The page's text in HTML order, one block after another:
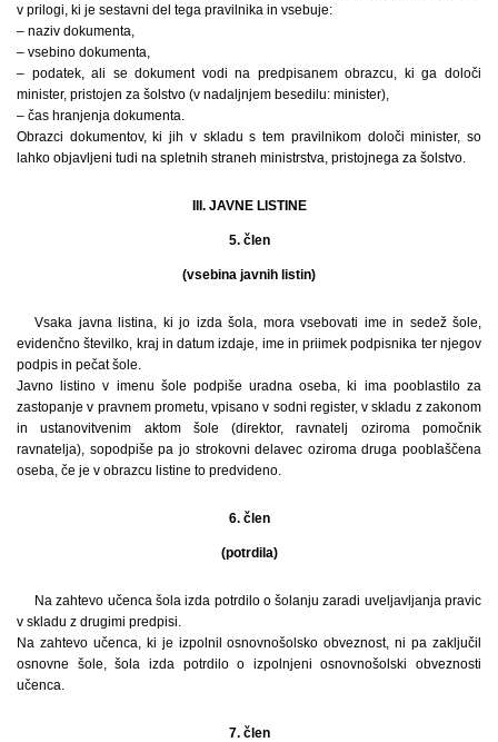
v prilogi, ki je sestavni del tega pravilnika in vsebuje:
– naziv dokumenta,
– vsebino dokumenta,
– podatek, ali se dokument vodi na predpisanem obrazcu, ki ga določi
minister, pristojen za šolstvo (v nadaljnjem besedilu: minister),
– čas hranjenja dokumenta.
Obrazci dokumentov, ki jih v skladu s tem pravilnikom določi minister, so
lahko objavljeni tudi na spletnih straneh ministrstva, pristojnega za šolstvo.
III. JAVNE LISTINE
5. člen
(vsebina javnih listin)
Vsaka javna listina, ki jo izda šola, mora vsebovati ime in sedež šole,
evidenčno številko, kraj in datum izdaje, ime in priimek podpisnika ter njegov
podpis in pečat šole.
Javno listino v imenu šole podpiše uradna oseba, ki ima pooblastilo za
zastopanje v pravnem prometu, vpisano v sodni register, v skladu z zakonom
in ustanovitvenim aktom šole (direktor, ravnatelj oziroma pomočnik
ravnatelja), sopodpiše pa jo strokovni delavec oziroma druga pooblaščena
oseba, če je v obrazcu listine to predvideno.
6. člen
(potrdila)
Na zahtevo učenca šola izda potrdilo o šolanju zaradi uveljavljanja pravic
v skladu z drugimi predpisi.
Na zahtevo učenca, ki je izpolnil osnovnošolsko obveznost, ni pa zaključil
osnovne šole, šola izda potrdilo o izpolnjeni osnovnošolski obveznosti
učenca.
7. člen